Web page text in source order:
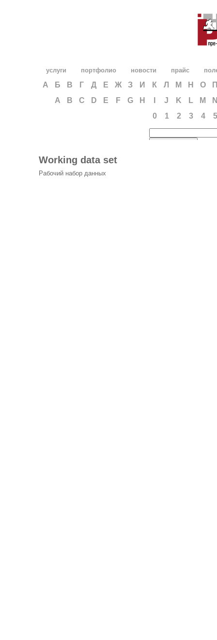
услуги портфолио новости прайс
А Б В Г Д Е Ж З И К Л М Н О
A
B C D E F G H J K L M
0
1 2 3 4 5
Working data set
Рабочий набор данных